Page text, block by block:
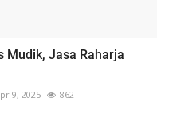
Mudik, Jasa Raharja
9, 2025 862